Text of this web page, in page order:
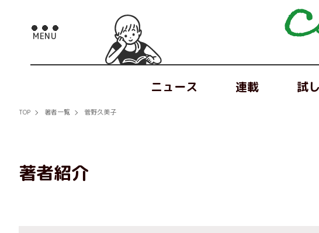
ニュース 連載 試
TOP 著者一覧 菅野久美子
著者紹介